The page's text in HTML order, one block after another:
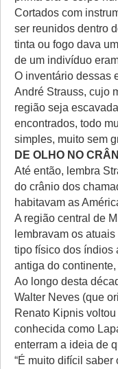
Cortados com
ser reunidos dentro
tinta ou fogo dava
de um indivíduo
O inventário dessas
André Strauss, cujo
região seja
encontrados, todo
simples, muito sem
DE OLHO NO
Até então, lembra
do crânio dos
habitavam as
A região central de
lembravam os
tipo físico dos índios
antiga do
Ao longo desta
Walter Neves (que
Renato Kipnis
conhecida como
enterram a ideia de
“É muito difícil